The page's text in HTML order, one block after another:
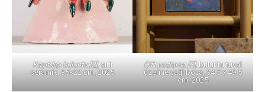
Kayıtdışı buluntu [2], sırlı
seramik, 35×22 cm, 2025
Çift pozlama [7], buluntu tuval
üzerine yağlıboya, 34.5 x 49.5
cm, 2025